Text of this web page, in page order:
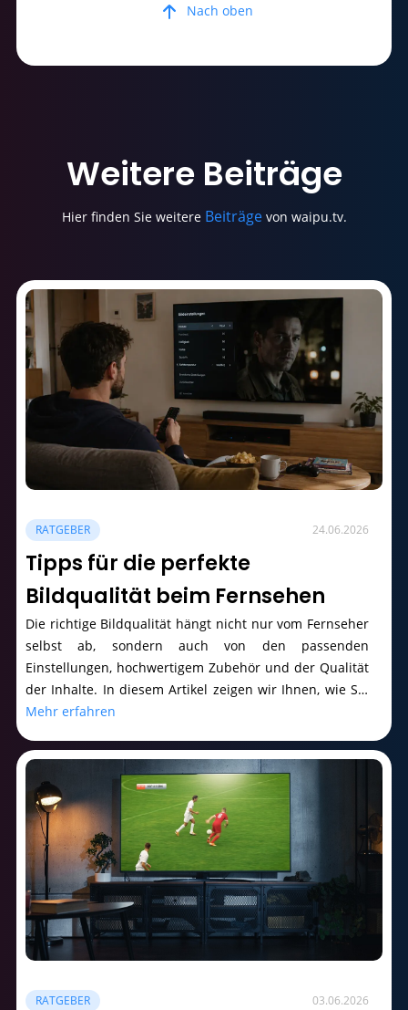
Nach oben
WeitereBeiträge
Hier finden Sie weitere Beiträgevon waipu.tv.
RATGEBER 24.06.2026
Tipps für die perfekte
Bildqualität beim Fernsehen
Die richtige Bildqualität hängt nicht nur vom Fernseher
selbst ab, sondern auch von den passenden
Einstellungen, hochwertigem Zubehör und der Qualität
der Inhalte. In diesem Artikel zeigen wir Ihnen, wie Sie
mit einfachen Anpassungen das Beste aus Ihrem
Mehr erfahren
RATGEBER 03.06.2026